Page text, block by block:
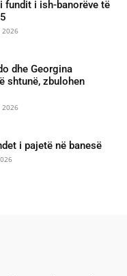
fundit i ish-banorëve të
2026
dhe Georgina
shtunë, zbulohen
2026
i pajetë në banesë